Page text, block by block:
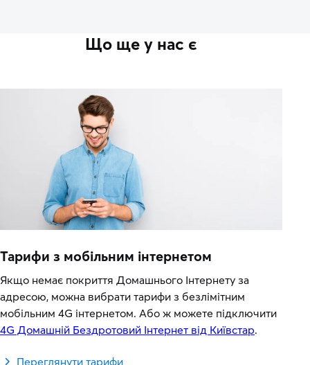
Що ще у нас є
Тарифи з мобільним інтернетом
Якщо немає покриття Домашнього Інтернету за
адресою, можна вибрати тарифи з безлімітним
мобільним 4G інтернетом. Або ж можете підключити
4G Домашній Бездротовий Інтернет від Київстар.
Переглянути тарифи